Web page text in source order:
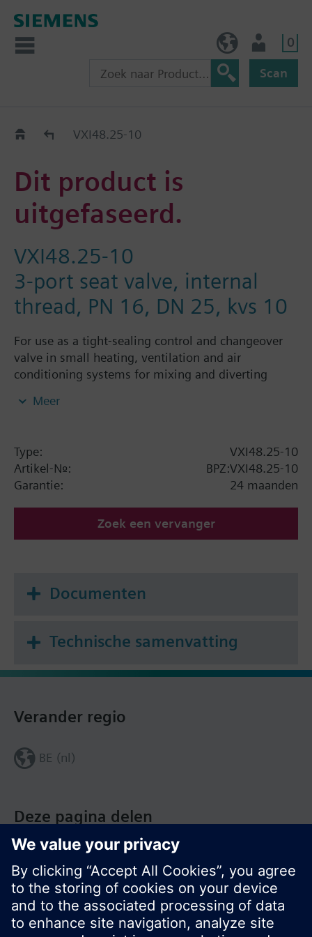
0
Scan
Old2NewVXI48.25-10
Dit product is
uitgefaseerd.
VXI48.25-10
3-port seat valve, internal
thread, PN 16, DN 25, kvs 10
For use as a tight-sealing control and changeover
valve in small heating, ventilation and air
conditioning systems for mixing and diverting
Meer
Type:
VXI48.25-10
Artikel-Nr.:
BPZ:VXI48.25-10
Garantie:
24 maanden
Zoek een vervanger
Documenten
Technische samenvatting
Deze pagina delen
Verander regio
BE (nl)